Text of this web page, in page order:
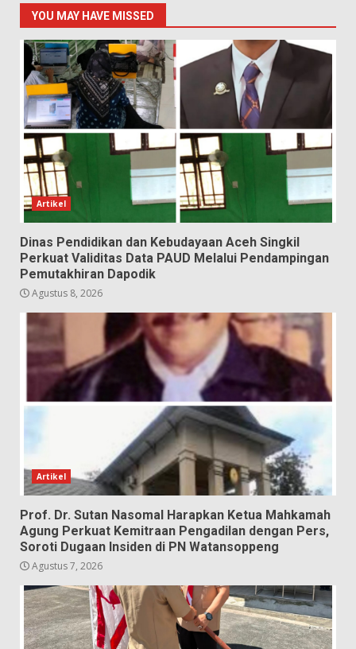
YOU MAY HAVE MISSED
Artikel
Dinas Pendidikan dan Kebudayaan Aceh Singkil
Perkuat Validitas Data PAUD Melalui Pendampingan
Pemutakhiran Dapodik
Agustus 8, 2026
Artikel
Prof. Dr. Sutan Nasomal Harapkan Ketua Mahkamah
Agung Perkuat Kemitraan Pengadilan dengan Pers,
Soroti Dugaan Insiden di PN Watansoppeng
Agustus 7, 2026